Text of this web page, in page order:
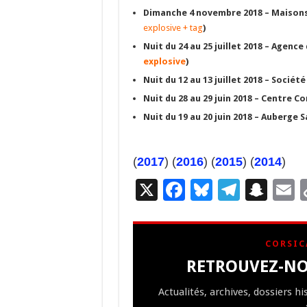
Dimanche 4 novembre 2018 –
explosive + tag)
Nuit du 24 au 25 juillet 2018 –
explosive)
Nuit du 12 au 13 juillet 2018 –
Nuit du 28 au 29 juin 2018 – Centre
Nuit du 19 au 20 juin 2018 – Auberge
(2017) (2016) (2015) (2014)
X F
b
o
o
Bl
ky
T
gr
a
m
S
a
p
c
h
E
l
RETROUVEZ-
Actualités, archives, dossiers